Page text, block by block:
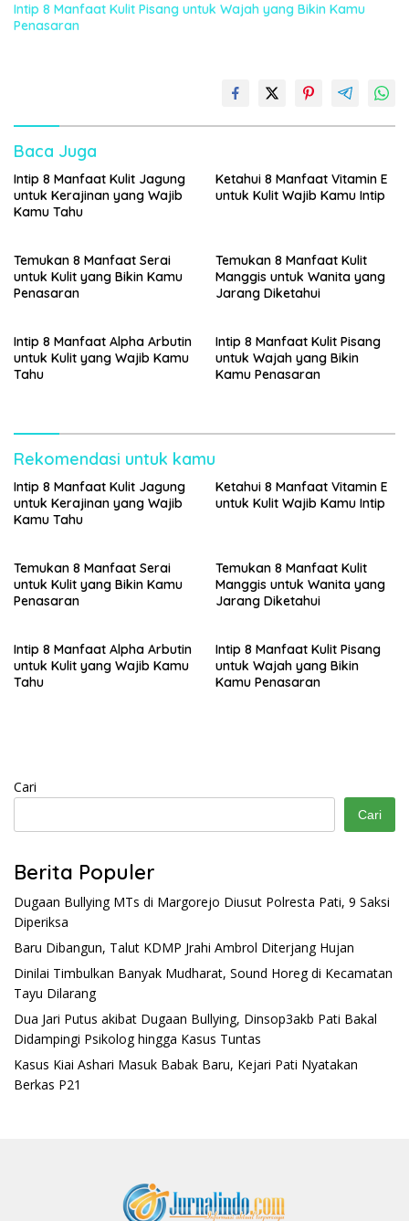
Intip 8 Manfaat Kulit Pisang untuk Wajah yang Bikin Kamu
Penasaran
Baca Juga
Intip 8 Manfaat Kulit Jagung
untuk Kerajinan yang Wajib
Kamu Tahu
Ketahui 8 Manfaat Vitamin E
untuk Kulit Wajib Kamu Intip
Temukan 8 Manfaat Serai
untuk Kulit yang Bikin Kamu
Penasaran
Temukan 8 Manfaat Kulit
Manggis untuk Wanita yang
Jarang Diketahui
Intip 8 Manfaat Alpha Arbutin
untuk Kulit yang Wajib Kamu
Tahu
Intip 8 Manfaat Kulit Pisang
untuk Wajah yang Bikin
Kamu Penasaran
Rekomendasi untuk kamu
Intip 8 Manfaat Kulit Jagung
untuk Kerajinan yang Wajib
Kamu Tahu
Ketahui 8 Manfaat Vitamin E
untuk Kulit Wajib Kamu Intip
Temukan 8 Manfaat Serai
untuk Kulit yang Bikin Kamu
Penasaran
Temukan 8 Manfaat Kulit
Manggis untuk Wanita yang
Jarang Diketahui
Intip 8 Manfaat Alpha Arbutin
untuk Kulit yang Wajib Kamu
Tahu
Intip 8 Manfaat Kulit Pisang
untuk Wajah yang Bikin
Kamu Penasaran
Cari
Cari
Berita Populer
Dugaan Bullying MTs di Margorejo Diusut Polresta Pati, 9 Saksi
Diperiksa
Baru Dibangun, Talut KDMP Jrahi Ambrol Diterjang Hujan
Dinilai Timbulkan Banyak Mudharat, Sound Horeg di Kecamatan
Tayu Dilarang
Dua Jari Putus akibat Dugaan Bullying, Dinsop3akb Pati Bakal
Didampingi Psikolog hingga Kasus Tuntas
Kasus Kiai Ashari Masuk Babak Baru, Kejari Pati Nyatakan
Berkas P21